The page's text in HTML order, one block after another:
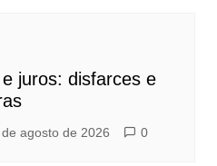
juros: disfarces e
agosto de 2026 0